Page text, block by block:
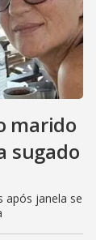
marido
sugado
após janela se